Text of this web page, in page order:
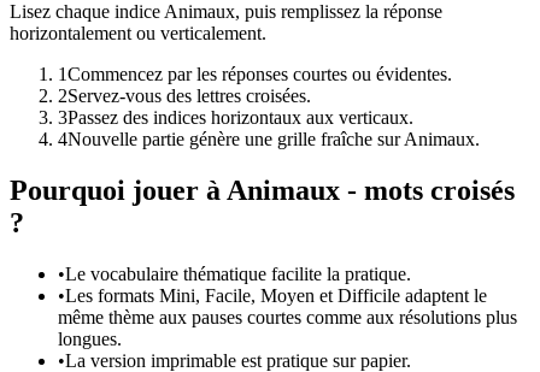
Lisez chaque indice Animaux, puis remplissez la réponse
horizontalement ou verticalement.
1Commencez par les réponses courtes ou évidentes.
2Servez-vous des lettres croisées.
3Passez des indices horizontaux aux verticaux.
4Nouvelle partie génère une grille fraîche sur Animaux.
Pourquoi jouer à Animaux - mots croisés
?
•Le vocabulaire thématique facilite la pratique.
•Les formats Mini, Facile, Moyen et Difficile adaptent le
même thème aux pauses courtes comme aux résolutions plus
longues.
•La version imprimable est pratique sur papier.